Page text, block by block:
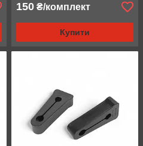
150 ₴/комплект
Купити